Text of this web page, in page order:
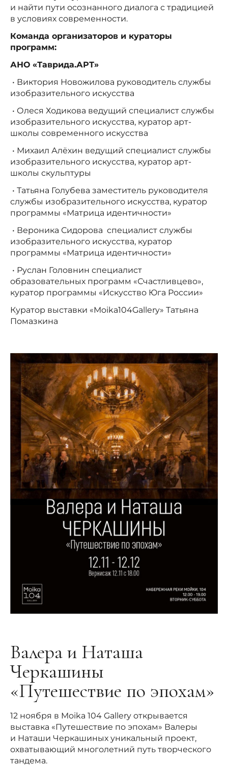
и найти пути осознанного диалога с традицией
в условиях современности.
Команда организаторов и кураторы
программ:
АНО «Таврида.АРТ»
• Виктория Новожилова руководитель службы
изобразительного искусства
• Олеся Ходикова ведущий специалист службы
изобразительного искусства, куратор арт-
школы современного искусства
• Михаил Алёхин ведущий специалист службы
изобразительного искусства, куратор арт-
школы скульптуры
• Татьяна Голубева заместитель руководителя
службы изобразительного искусства, куратор
программы «Матрица идентичности»
• Вероника Сидорова специалист службы
изобразительного искусства, куратор
программы «Матрица идентичности»
• Руслан Головнин специалист
образовательных программ «Счастливцево»,
куратор программы «Искусство Юга России»
Куратор выставки «Moika104Gallery» Татьяна
Помазкина
Валера и Наташа
Черкашины
«Путешествие по эпохам»
12 ноября в Moika 104 Gallery открывается
выставка «Путешествие по эпохам» Валеры
и Наташи Черкашиных уникальный проект,
охватывающий многолетний путь творческого
тандема.